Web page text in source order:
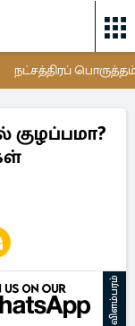
நட்சத்திரப்
குழப்பமா?
விளம்பரம்